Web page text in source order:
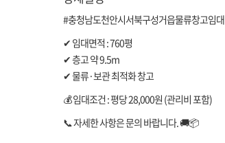
#충청남도천안시서북구성거읍물류창고임대
✔ 임대면적 : 760평
✔ 층고 약 9.5m
✔ 물류·보관 최적화 창고
💰 임대조건 : 평당 28,000원 (관리비 포함)
📞 자세한 사항은 문의 바랍니다. 🚚📦